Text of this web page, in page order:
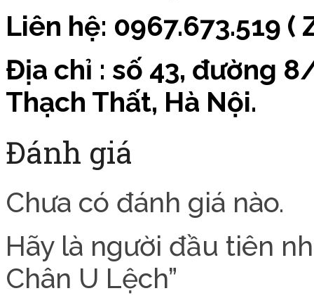
Liên hệ: 0967.673.519 (
Địa chỉ : số 43, đường
Thạch Thất, Hà Nội.
Đánh giá
Chưa có đánh giá nào.
Hãy là người đầu tiên
Chân U Lệch”